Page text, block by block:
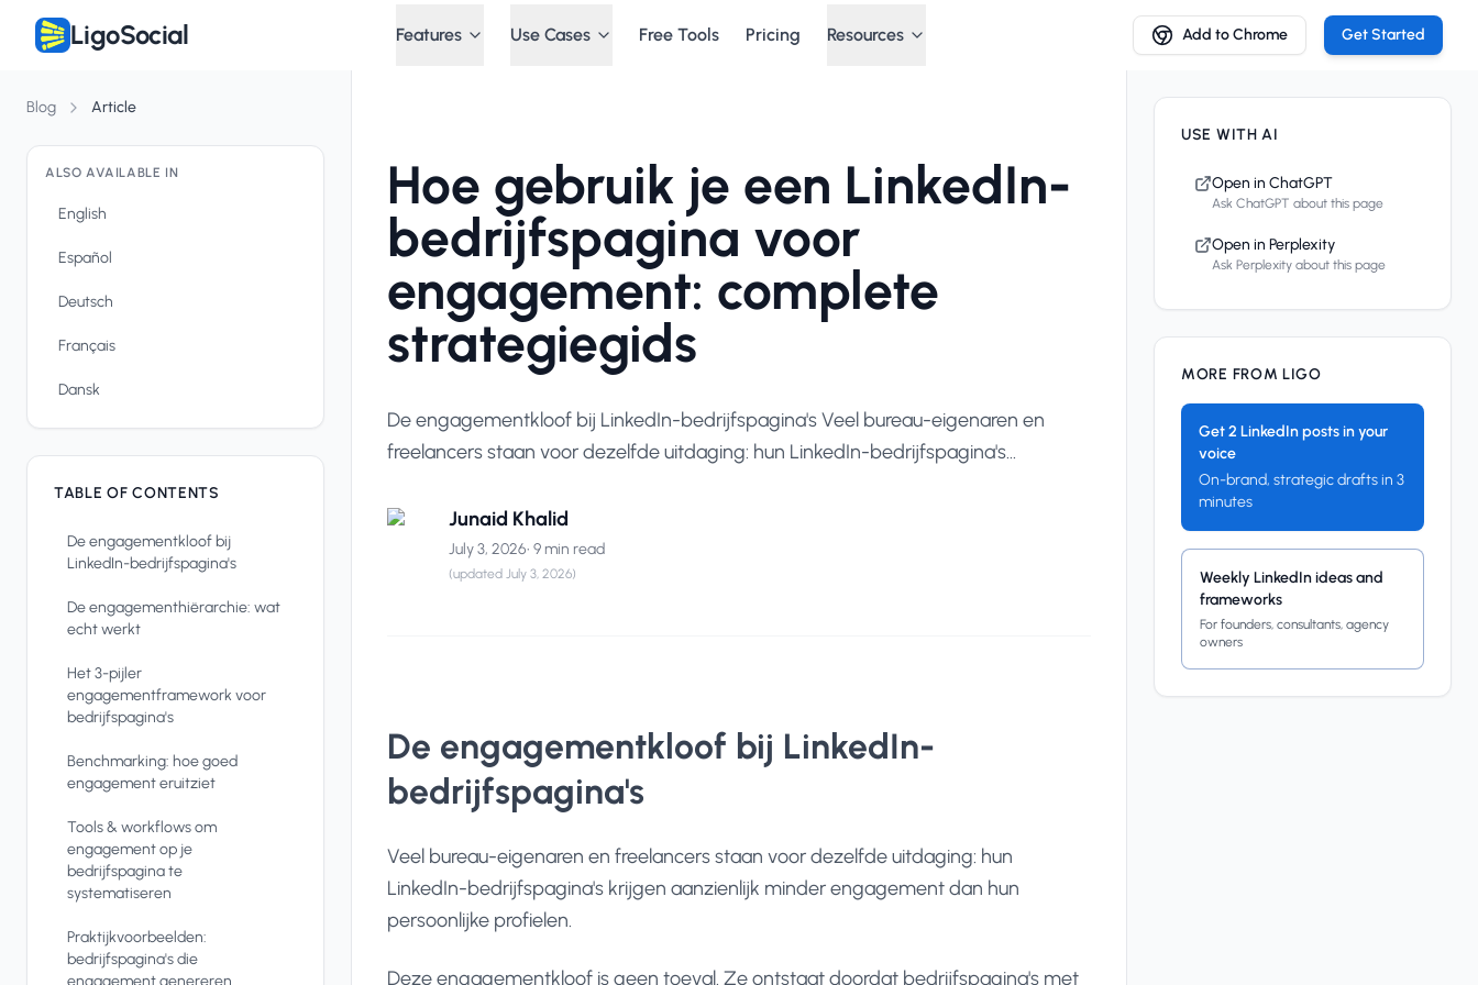
LigoSocial Features Use Cases Free Tools Pricing Resources Add to Chrome Get Started
Blog Article
ALSO AVAILABLE IN
English
Español
Deutsch
Français
Dansk
TABLE OF CONTENTS
De engagementkloof bij
LinkedIn-bedrijfspagina's
De engagementhiërarchie: wat
echt werkt
Het 3-pijler
engagementframework voor
bedrijfspagina's
Benchmarking: hoe goed
engagement eruitziet
Tools & workflows om
engagement op je
bedrijfspagina te
systematiseren
Praktijkvoorbeelden:
bedrijfspagina's die
engagement genereren
Hoe gebruik je een LinkedIn-
bedrijfspagina voor
engagement: complete
strategiegids
De engagementkloof bij LinkedIn-bedrijfspagina's Veel bureau-eigenaren en
freelancers staan voor dezelfde uitdaging: hun LinkedIn-bedrijfspagina's...
Junaid Khalid
July 3, 2026• 9 min read
(updated July 3, 2026)
De engagementkloof bij LinkedIn-
bedrijfspagina's
Veel bureau-eigenaren en freelancers staan voor dezelfde uitdaging: hun
LinkedIn-bedrijfspagina's krijgen aanzienlijk minder engagement dan hun
persoonlijke profielen.
Deze engagementkloof is geen toeval. Ze ontstaat doordat bedrijfspagina's met
USE WITH AI
Open in ChatGPT
Ask ChatGPT about this page
Open in Perplexity
Ask Perplexity about this page
MORE FROM LIGO
Get 2 LinkedIn posts in your
voice
On-brand, strategic drafts in 3
minutes
Weekly LinkedIn ideas and
frameworks
For founders, consultants, agency
owners